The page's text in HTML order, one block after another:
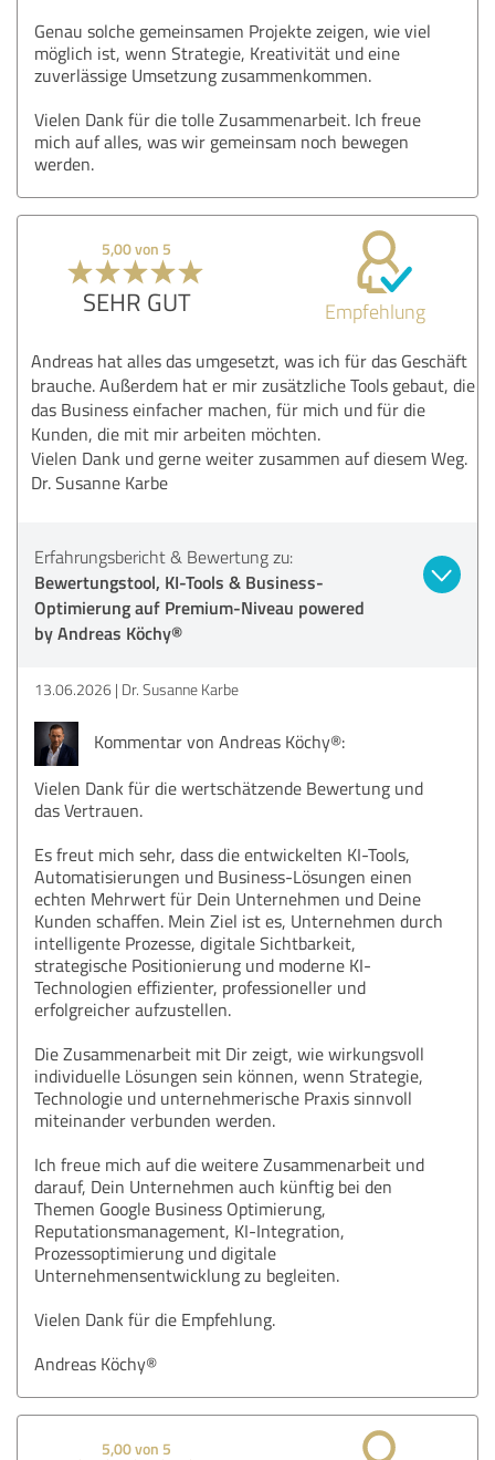
Genau solche gemeinsamen Projekte zeigen, wie viel
möglich ist, wenn Strategie, Kreativität und eine
zuverlässige Umsetzung zusammenkommen.
Vielen Dank für die tolle Zusammenarbeit. Ich freue
mich auf alles, was wir gemeinsam noch bewegen
werden.
5,00 von 5
SEHR GUT Empfehlung
Andreas hat alles das umgesetzt, was ich für das Geschäft
brauche. Außerdem hat er mir zusätzliche Tools gebaut, die
das Business einfacher machen, für mich und für die
Kunden, die mit mir arbeiten möchten.
Vielen Dank und gerne weiter zusammen auf diesem Weg.
Dr. Susanne Karbe
Erfahrungsbericht & Bewertung zu:
Bewertungstool, KI-Tools & Business-
Optimierung auf Premium-Niveau powered
by Andreas Köchy®
13.06.2026 Dr. Susanne Karbe
Kommentar von Andreas Köchy®:
Vielen Dank für die wertschätzende Bewertung und
das Vertrauen.
Es freut mich sehr, dass die entwickelten KI-Tools,
Automatisierungen und Business-Lösungen einen
echten Mehrwert für Dein Unternehmen und Deine
Kunden schaffen. Mein Ziel ist es, Unternehmen durch
intelligente Prozesse, digitale Sichtbarkeit,
strategische Positionierung und moderne KI-
Technologien effizienter, professioneller und
erfolgreicher aufzustellen.
Die Zusammenarbeit mit Dir zeigt, wie wirkungsvoll
individuelle Lösungen sein können, wenn Strategie,
Technologie und unternehmerische Praxis sinnvoll
miteinander verbunden werden.
Ich freue mich auf die weitere Zusammenarbeit und
darauf, Dein Unternehmen auch künftig bei den
Themen Google Business Optimierung,
Reputationsmanagement, KI-Integration,
Prozessoptimierung und digitale
Unternehmensentwicklung zu begleiten.
Vielen Dank für die Empfehlung.
Andreas Köchy®
5,00 von 5